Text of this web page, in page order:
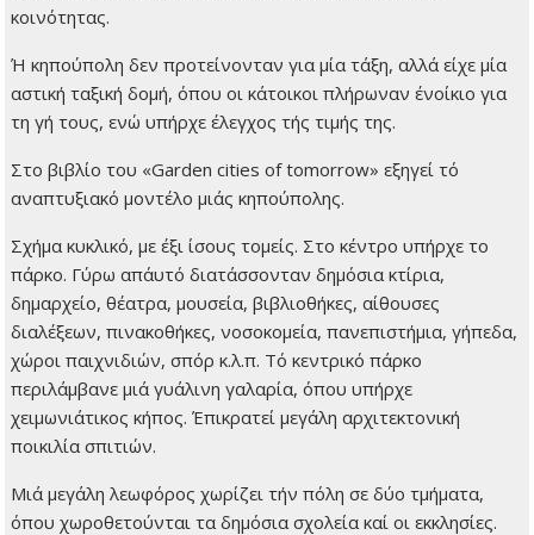
κοινότητας.
Ή κηπούπολη δεν προτείνονταν για μία τάξη, αλλά είχε μία
αστική ταξική δομή, όπου οι κάτοικοι πλήρωναν ένοίκιο για
τη γή τους, ενώ υπήρχε έλεγχος τής τιμής της.
Στο βιβλίο του «Garden cities of tomorrow» εξηγεί τό
αναπτυξιακό μοντέλο μιάς κηπούπολης.
Σχήμα κυκλικό, με έξι ίσους τομείς. Στο κέντρο υπήρχε το
πάρκο. Γύρω απ΄αυτό διατάσσονταν δημόσια κτίρια,
δημαρχείο, θέατρα, μουσεία, βιβλιοθήκες, αίθουσες
διαλέξεων, πινακοθήκες, νοσοκομεία, πανεπιστήμια, γήπεδα,
χώροι παιχνιδιών, σπόρ κ.λ.π. Τό κεντρικό πάρκο
περιλάμβανε μιά γυάλινη γαλαρία, όπου υπήρχε
χειμωνιάτικος κήπος. Έπικρατεί μεγάλη αρχιτεκτονική
ποικιλία σπιτιών.
Μιά μεγάλη λεωφόρος χωρίζει τήν πόλη σε δύο τμήματα,
όπου χωροθετούνται τα δημόσια σχολεία καί οι εκκλησίες.